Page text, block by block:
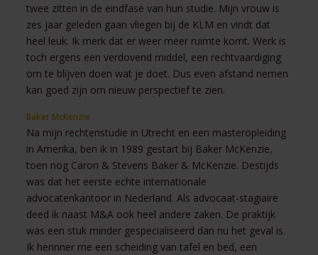
twee zitten in de eindfase van hun studie. Mijn vrouw is
zes jaar geleden gaan vliegen bij de KLM en vindt dat
heel leuk. Ik merk dat er weer meer ruimte komt. Werk is
toch ergens een verdovend middel, een rechtvaardiging
om te blijven doen wat je doet. Dus even afstand nemen
kan goed zijn om nieuw perspectief te zien.
Baker McKenzie
Na mijn rechtenstudie in Utrecht en een masteropleiding
in Amerika, ben ik in 1989 gestart bij Baker McKenzie,
toen nog Caron & Stevens Baker & McKenzie. Destijds
was dat het eerste echte internationale
advocatenkantoor in Nederland. Als advocaat-stagiaire
deed ik naast M&A ook heel andere zaken. De praktijk
was een stuk minder gespecialiseerd dan nu het geval is.
Ik herinner me een scheiding van tafel en bed, een